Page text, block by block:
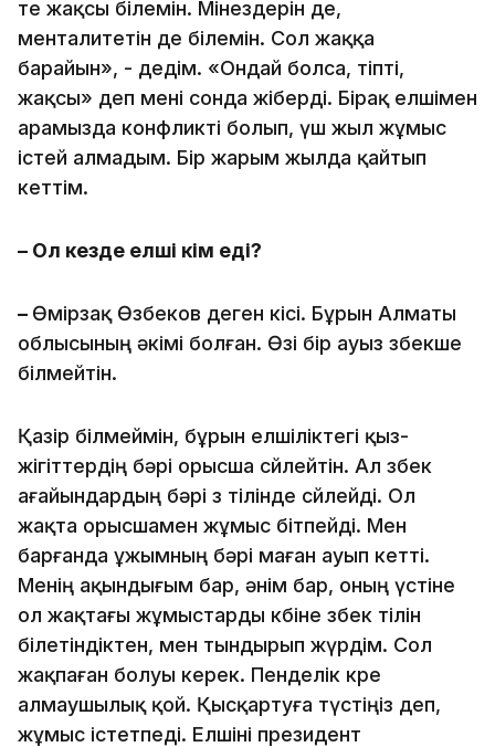
өте жақсы білемін. Мінездерін де,
менталитетін де білемін. Сол жаққа
барайын», - дедім. «Ондай болса, тіпті,
жақсы» деп мені сонда жіберді. Бірақ елшімен
арамызда конфликті болып, үш жыл жұмыс
істей алмадым. Бір жарым жылда қайтып
кеттім.
– Ол кезде елші кім еді?
– Өмірзақ Өзбеков деген кісі. Бұрын Алматы
облысының әкімі болған. Өзі бір ауыз өзбекше
білмейтін.
Қазір білмеймін, бұрын елшіліктегі қыз-
жігіттердің бәрі орысша сөйлейтін. Ал өзбек
ағайындардың бәрі өз тілінде сөйлейді. Ол
жақта орысшамен жұмыс бітпейді. Мен
барғанда ұжымның бәрі маған ауып кетті.
Менің ақындығым бар, әнім бар, оның үстіне
ол жақтағы жұмыстарды көбіне өзбек тілін
білетіндіктен, мен тындырып жүрдім. Сол
жақпаған болуы керек. Пенделік көре
алмаушылық қой. Қысқартуға түстіңіз деп,
жұмыс істетпеді. Елшіні президент